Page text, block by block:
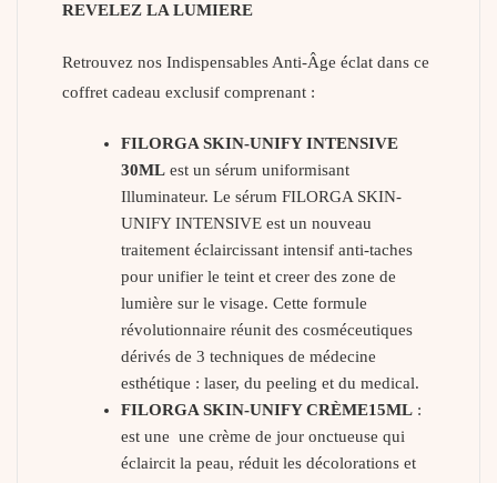
REVELEZ LA LUMIERE
Retrouvez nos Indispensables Anti-Âge éclat dans ce
coffret cadeau exclusif comprenant :
FILORGA SKIN-UNIFY INTENSIVE
30MLest un sérum uniformisant
Illuminateur. Le sérum FILORGA SKIN-
UNIFY INTENSIVE est un nouveau
traitement éclaircissant intensif anti-taches
pour unifier le teint et creer des zone de
lumière sur le visage. Cette formule
révolutionnaire réunit des cosméceutiques
dérivés de 3 techniques de médecine
esthétique : laser, du peeling et du medical.
FILORGA SKIN-UNIFY CRÈME15ML :
est une une crème de jour onctueuse qui
éclaircit la peau, réduit les décolorations et